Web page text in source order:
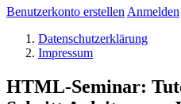
Benutzerkonto erstellen Anmelden
Datenschutzerklärung
Impressum
HTML-Seminar: